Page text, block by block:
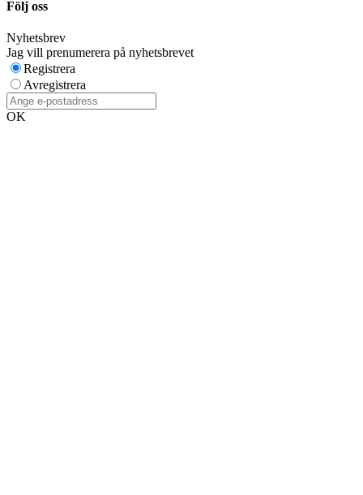
Följ oss
Nyhetsbrev
Jag vill prenumerera på nyhetsbrevet
Registrera
Avregistrera
OK